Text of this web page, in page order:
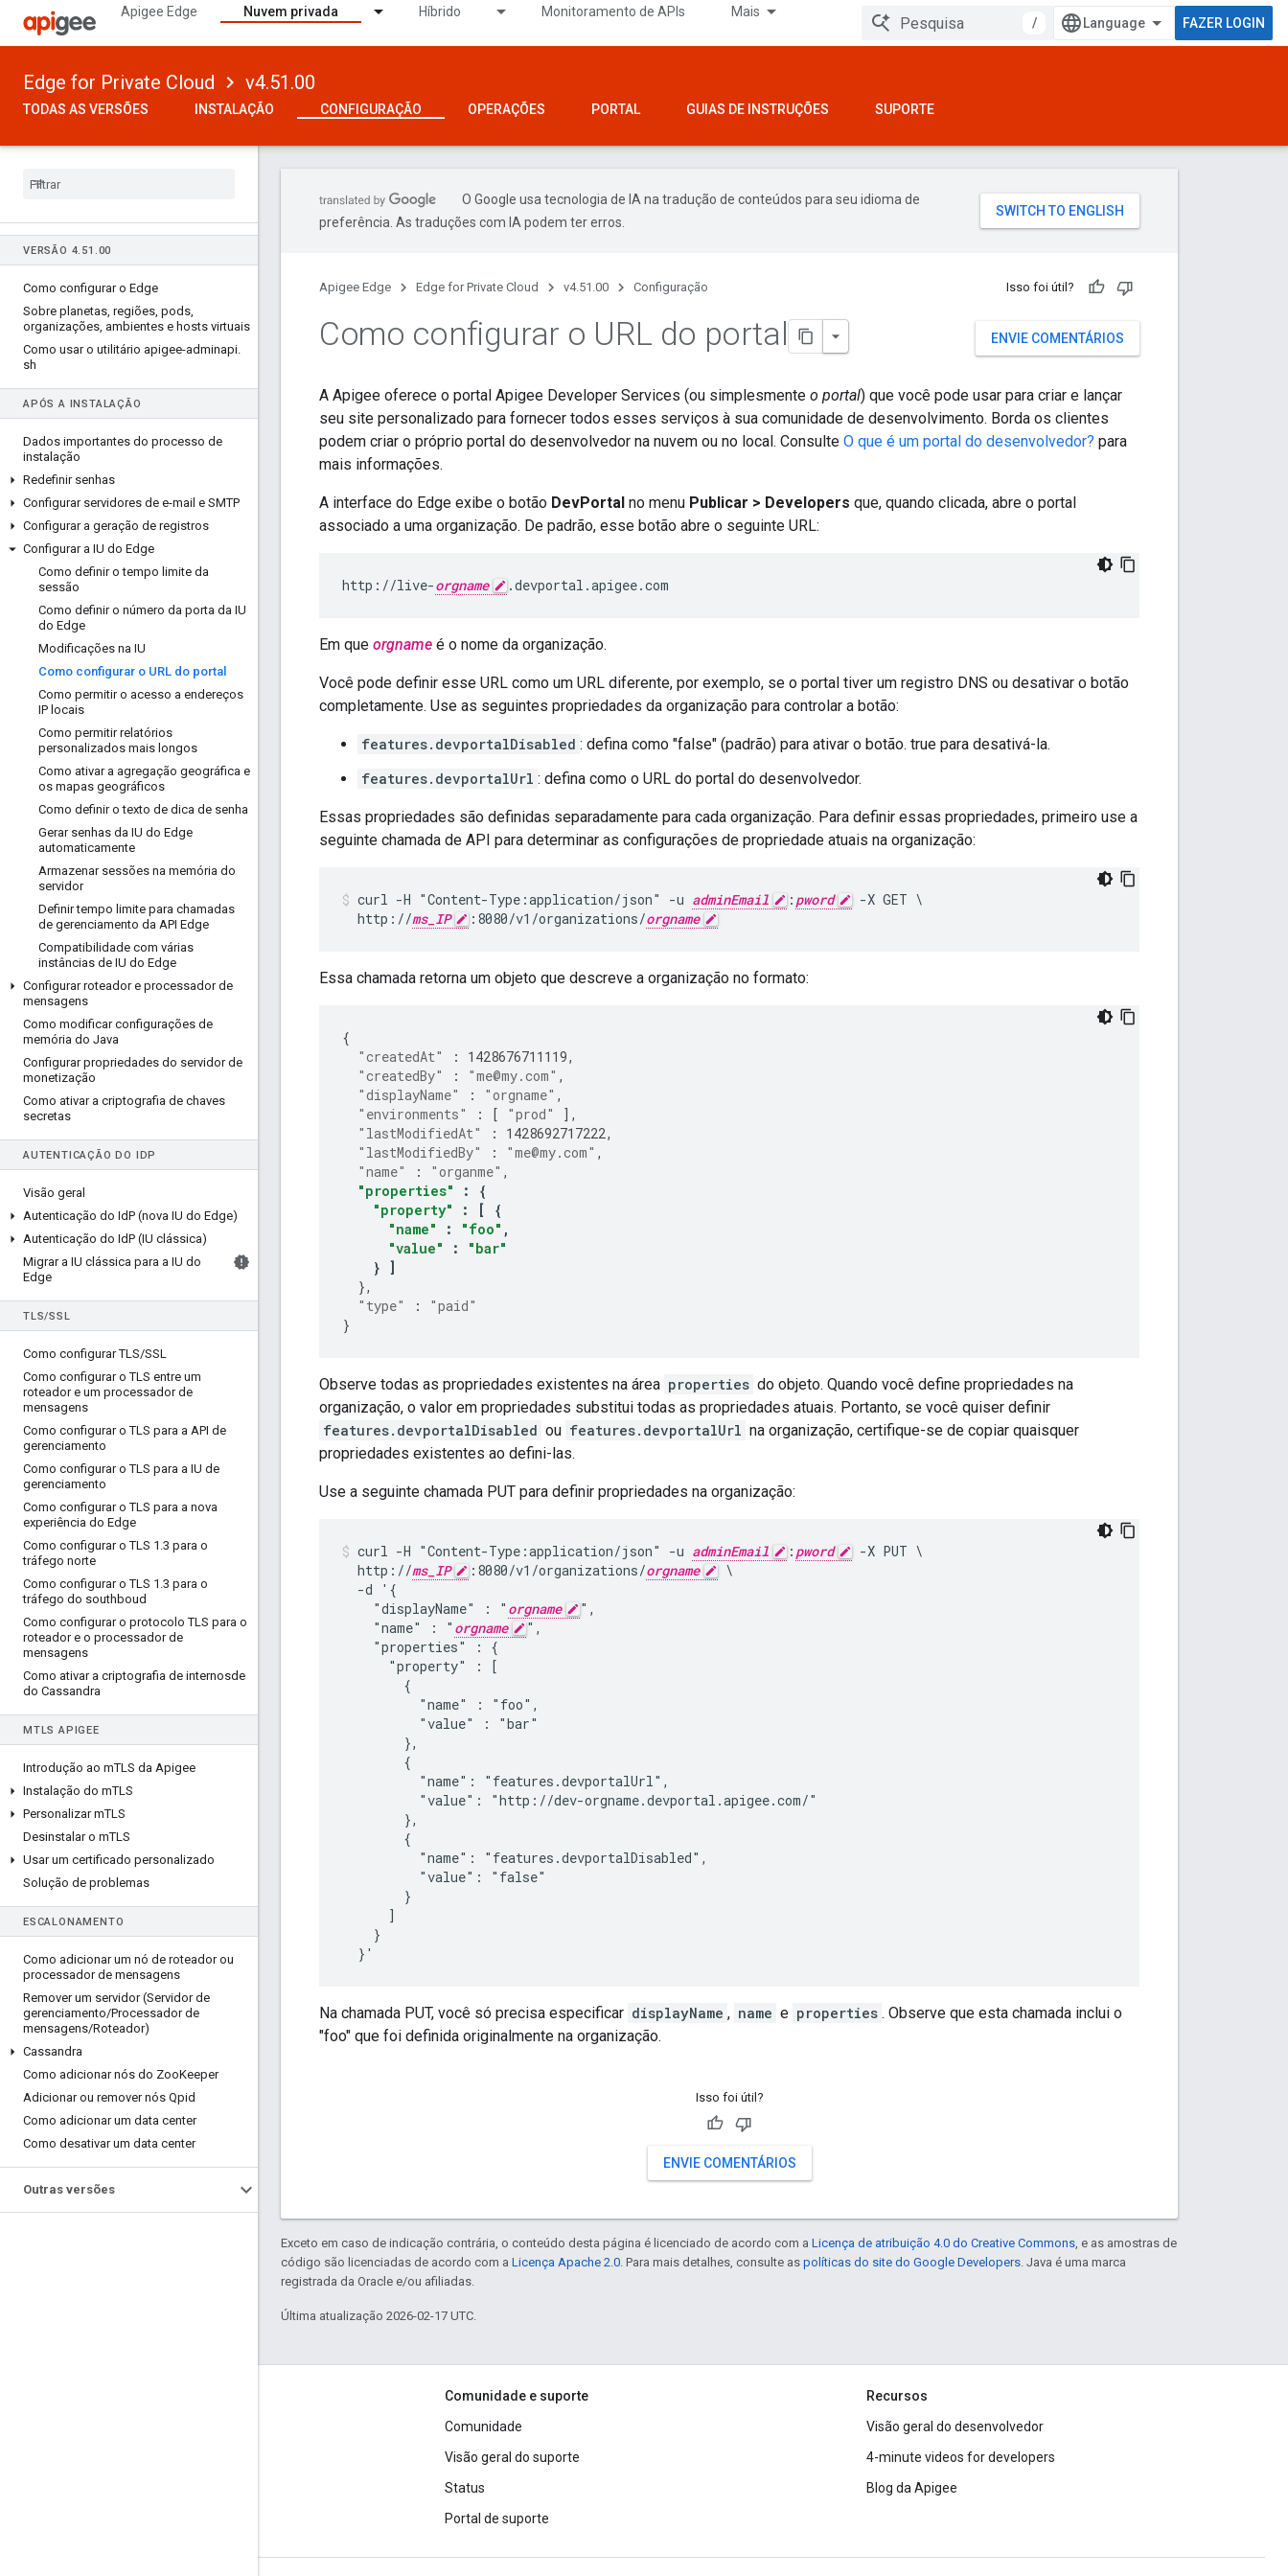
Apigee Edge Nuvem privada Híbrido Monitoramento de APIs Mais
/ FAZER LOGIN
Edge for Private Cloud v4.51.00
TODAS AS VERSÕES INSTALAÇÃO CONFIGURAÇÃO OPERAÇÕES PORTAL GUIAS DE INSTRUÇÕES SUPORTE
VERSÃO 4. 51 .00
Como configurar o Edge
Sobre planetas, regiões, pods,
organizações, ambientes e hosts virtuais
Como usar o utilitário apigee-adminapi.
sh
APÓS A INSTALAÇÃO
Dados importantes do processo de
instalação
Redefinir senhas
Configurar servidores de e-mail e SMTP
Configurar a geração de registros
Configurar a IU do Edge
Como definir o tempo limite da
sessão
Como definir o número da porta da IU
do Edge
Modificações na IU
Como configurar o URL do portal
Como permitir o acesso a endereços
IP locais
Como permitir relatórios
personalizados mais longos
Como ativar a agregação geográfica e
os mapas geográficos
Como definir o texto de dica de senha
Gerar senhas da IU do Edge
automaticamente
Armazenar sessões na memória do
servidor
Definir tempo limite para chamadas
de gerenciamento da API Edge
Compatibilidade com várias
instâncias de IU do Edge
Configurar roteador e processador de
mensagens
Como modificar configurações de
memória do Java
Configurar propriedades do servidor de
monetização
Como ativar a criptografia de chaves
secretas
AUTENTICAÇÃO DO IDP
Visão geral
Autenticação do IdP (nova IU do Edge)
Autenticação do IdP (IU clássica)
Migrar a IU clássica para a IU do
Edge
TLS/SSL
Como configurar TLS/SSL
Como configurar o TLS entre um
roteador e um processador de
mensagens
Como configurar o TLS para a API de
gerenciamento
Como configurar o TLS para a IU de
gerenciamento
Como configurar o TLS para a nova
experiência do Edge
Como configurar o TLS 1 .3 para o
tráfego norte
Como configurar o TLS 1 .3 para o
tráfego do southboud
Como configurar o protocolo TLS para o
roteador e o processador de
mensagens
Como ativar a criptografia de internosde
do Cassandra
MTLS APIGEE
Introdução ao mTLS da Apigee
Instalação do mTLS
Personalizar mTLS
Desinstalar o mTLS
Usar um certificado personalizado
Solução de problemas
ESCALONAMENTO
Como adicionar um nó de roteador ou
processador de mensagens
Remover um servidor (Servidor de
gerenciamento/Processador de
mensagens/Roteador)
Cassandra
Como adicionar nós do ZooKeeper
Adicionar ou remover nós Qpid
Como adicionar um data center
Como desativar um data center
Outras versões
O Google usa tecnologia de IA na tradução de conteúdos para seu idioma de
preferência. As traduções com IA podem ter erros.
Apigee Edge Edge for Private Cloud v4.51.00 Configuração Isso foi útil?
ENVIE COMENTÁRIOS
Como configurar o URL do portal
A Apigee oferece o portal Apigee Developer Services (ou simplesmente o portal) que você pode usar para criar e lançar
seu site personalizado para fornecer todos esses serviços à sua comunidade de desenvolvimento. Borda os clientes
podem criar o próprio portal do desenvolvedor na nuvem ou no local. Consulte O que é um portal do desenvolvedor? para
mais informações.
A interface do Edge exibe o botão DevPortal no menu Publicar > Developers que, quando clicada, abre o portal
associado a uma organização. De padrão, esse botão abre o seguinte URL:
http://live-orgname .devportal.apigee.com
Em que orgname é o nome da organização.
Você pode definir esse URL como um URL diferente, por exemplo, se o portal tiver um registro DNS ou desativar o botão
completamente. Use as seguintes propriedades da organização para controlar a botão:
features.devportalDisabled : defina como "false" (padrão) para ativar o botão. true para desativá-la.
features.devportalUrl : defina como o URL do portal do desenvolvedor.
Essas propriedades são definidas separadamente para cada organização. Para definir essas propriedades, primeiro use a
seguinte chamada de API para determinar as configurações de propriedade atuais na organização:
curl -H "Content-Type:application/json" -u adminEmail : pword
-X GET \
  http://
ms_IP :8080/v1/organizations/orgname
Essa chamada retorna um objeto que descreve a organização no formato:
{
"createdAt"
: 1428676711119,
"createdBy"
: "me@my.com" ,
"displayName"
: "orgname" ,
"environments"
: [ "prod"
],
"lastModifiedAt"
: 1428692717222,
"lastModifiedBy"
: "me@my.com" ,
"name"
: "organme" ,
"properties"
:
{
"property"
: [
{
"name"
: "foo" ,
"value"
:
"bar"
} ]
},
"type"
:
"paid"
}
Observe todas as propriedades existentes na área properties do objeto. Quando você define propriedades na
organização, o valor em propriedades substitui todas as propriedades atuais. Portanto, se você quiser definir
features.devportalDisabled ou features.devportalUrl na organização, certifique-se de copiar quaisquer
propriedades existentes ao defini-las.
Use a seguinte chamada PUT para definir propriedades na organização:
curl -H "Content-Type:application/json" -u adminEmail : pword
-X PUT \
  http://
ms_IP :8080/v1/organizations/orgname
\
  -d '{
    "displayName" : "
orgname
",
    "name" : "
orgname
",
    "properties" : {
      "property" : [
        {
          "name" : "foo",
          "value" : "bar"
        },
        {
          "name": "features.devportalUrl",
          "value": "http://dev-orgname.devportal.apigee.com/"
        },
        {
          "name": "features.devportalDisabled",
          "value": "false"
        }
      ]
    }
  }'
Na chamada PUT, você só precisa especificar displayName , name e properties . Observe que esta chamada inclui o
"foo" que foi definida originalmente na organização.
Isso foi útil?
ENVIE COMENTÁRIOS
Exceto em caso de indicação contrária, o conteúdo desta página é licenciado de acordo com a Licença de atribuição 4.0 do Creative Commons, e as amostras de
código são licenciadas de acordo com a Licença Apache 2.0. Para mais detalhes, consulte as políticas do site do Google Developers. Java é uma marca
registrada da Oracle e/ou afiliadas.
Última atualização 2026-02-17 UTC.
Comunidade e suporte
Comunidade
Visão geral do suporte
Status
Portal de suporte
Recursos
Visão geral do desenvolvedor
4-minute videos for developers
Blog da Apigee